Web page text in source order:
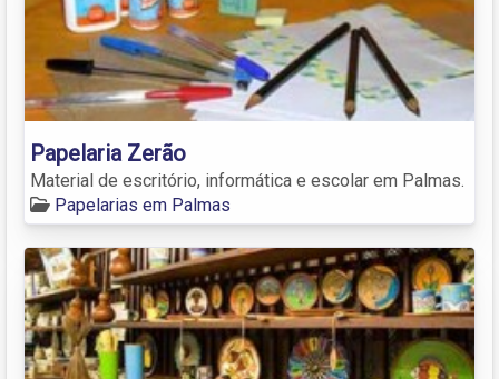
Papelaria Zerão
Material de escritório, informática e escolar em Palmas.
Papelarias em Palmas